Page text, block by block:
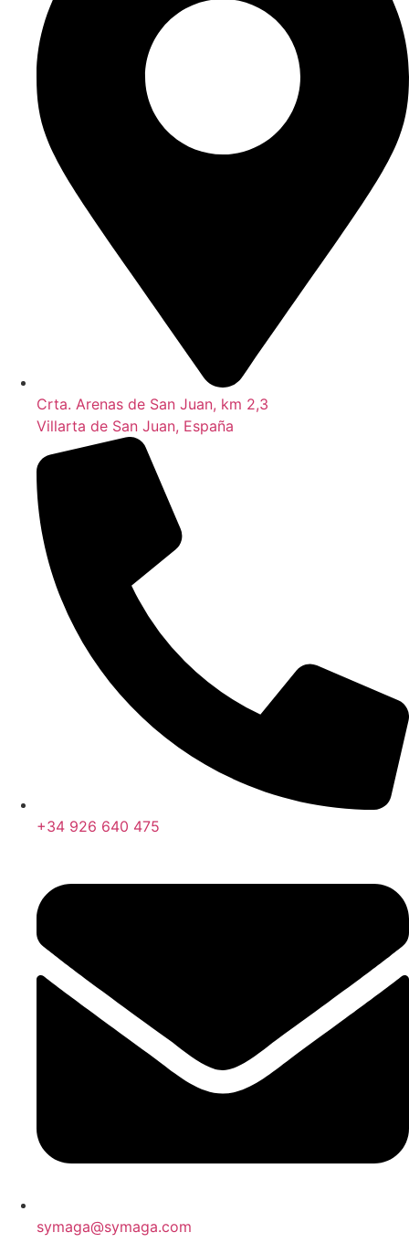
Crta. Arenas de San Juan, km 2,3
Villarta de San Juan, España
+34 926 640 475
symaga@symaga.com